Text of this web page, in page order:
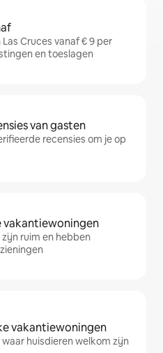
Cruces vanaf € 9 per
en toeslagen
van gasten
recensies om je op
vakantiewoningen
ruim en hebben
vakantiewoningen
huisdieren welkom zijn